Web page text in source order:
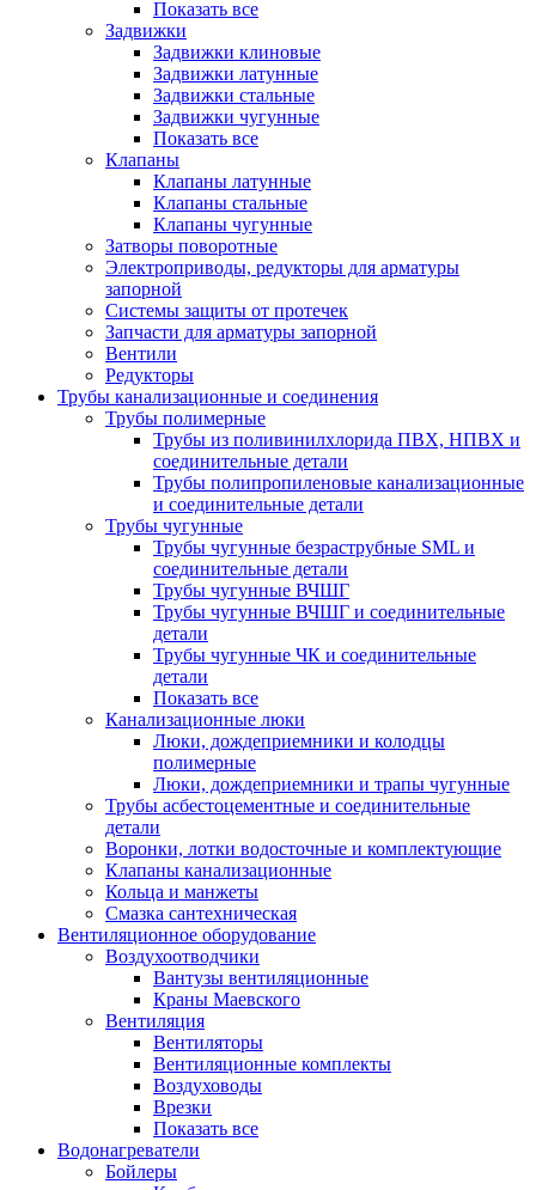
Показать все
Задвижки
Задвижки клиновые
Задвижки латунные
Задвижки стальные
Задвижки чугунные
Показать все
Клапаны
Клапаны латунные
Клапаны стальные
Клапаны чугунные
Затворы поворотные
Электроприводы, редукторы для арматуры
запорной
Системы защиты от протечек
Запчасти для арматуры запорной
Вентили
Редукторы
Трубы канализационные и соединения
Трубы полимерные
Трубы из поливинилхлорида ПВХ, НПВХ и
соединительные детали
Трубы полипропиленовые канализационные
и соединительные детали
Трубы чугунные
Трубы чугунные безраструбные SML и
соединительные детали
Трубы чугунные ВЧШГ
Трубы чугунные ВЧШГ и соединительные
детали
Трубы чугунные ЧК и соединительные
детали
Показать все
Канализационные люки
Люки, дождеприемники и колодцы
полимерные
Люки, дождеприемники и трапы чугунные
Трубы асбестоцементные и соединительные
детали
Воронки, лотки водосточные и комплектующие
Клапаны канализационные
Кольца и манжеты
Смазка сантехническая
Вентиляционное оборудование
Воздухоотводчики
Вантузы вентиляционные
Краны Маевского
Вентиляция
Вентиляторы
Вентиляционные комплекты
Воздуховоды
Врезки
Показать все
Водонагреватели
Бойлеры